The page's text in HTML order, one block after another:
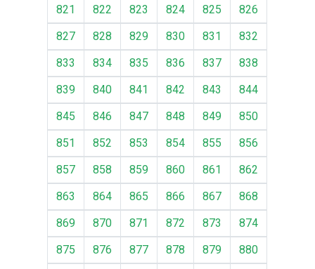
821
822 823 824 825
826
827
828 829 830 831
832
833
834 835 836 837
838
839
840 841 842 843
844
845
846 847 848 849
850
851
852 853 854 855
856
857
858 859 860 861
862
863
864 865 866 867
868
869
870 871 872 873
874
875
876 877 878 879
880